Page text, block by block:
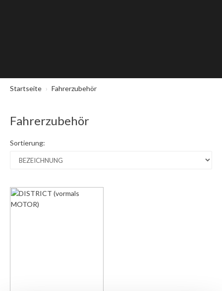
Startseite Fahrerzubehör
Fahrerzubehör
Sortierung: